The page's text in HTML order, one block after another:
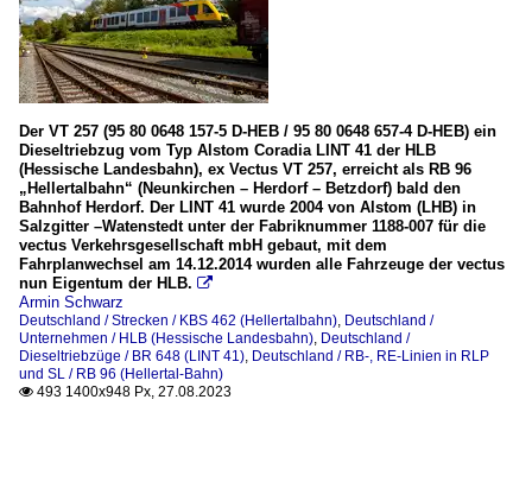
Der VT 257 (95 80 0648 157-5 D-HEB / 95 80 0648 657-4 D-HEB) ein
Dieseltriebzug vom Typ Alstom Coradia LINT 41 der HLB
(Hessische Landesbahn), ex Vectus VT 257, erreicht als RB 96
„Hellertalbahn“ (Neunkirchen – Herdorf – Betzdorf) bald den
Bahnhof Herdorf. Der LINT 41 wurde 2004 von Alstom (LHB) in
Salzgitter –Watenstedt unter der Fabriknummer 1188-007 für die
vectus Verkehrsgesellschaft mbH gebaut, mit dem
Fahrplanwechsel am 14.12.2014 wurden alle Fahrzeuge der vectus
nun Eigentum der HLB. 
Armin Schwarz
Deutschland / Strecken / KBS 462 (Hellertalbahn), Deutschland /
Unternehmen / HLB (Hessische Landesbahn), Deutschland /
Dieseltriebzüge / BR 648 (LINT 41), Deutschland / RB-, RE-Linien in RLP
und SL / RB 96 (Hellertal-Bahn)
 493 1400x948 Px, 27.08.2023